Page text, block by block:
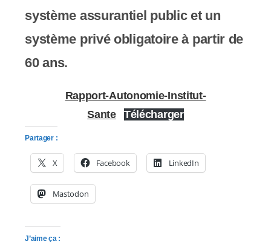
système assurantiel public et un
système privé obligatoire à partir de
60 ans.
Rapport-Autonomie-Institut-
Sante
Télécharger
Partager :
X Facebook LinkedIn
Mastodon
J’aime ça :